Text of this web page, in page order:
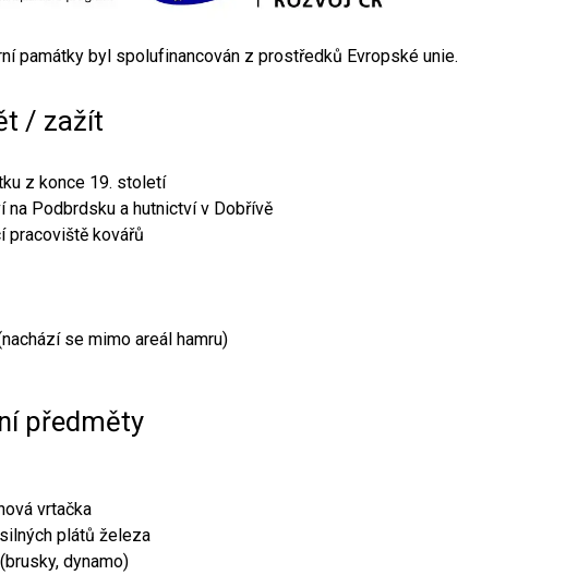
památky byl spolufinancován z prostředků Evropské unie.
/ zažít
z konce 19. století
Podbrdsku a hutnictví v Dobřívě
pracoviště kovářů
se mimo areál hamru)
předměty
vrtačka
plátů železa
dynamo)